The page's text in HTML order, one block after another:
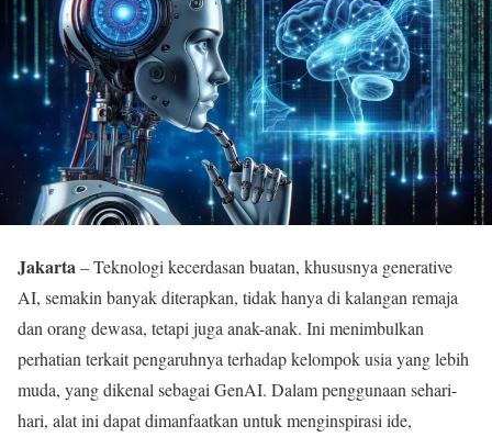
Jakarta– Teknologi kecerdasan buatan, khususnya generative
AI, semakin banyak diterapkan, tidak hanya di kalangan remaja
dan orang dewasa, tetapi juga anak-anak. Ini menimbulkan
perhatian terkait pengaruhnya terhadap kelompok usia yang lebih
muda, yang dikenal sebagai GenAI. Dalam penggunaan sehari-
hari, alat ini dapat dimanfaatkan untuk menginspirasi ide,